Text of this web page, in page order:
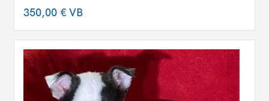
350,00 €VB